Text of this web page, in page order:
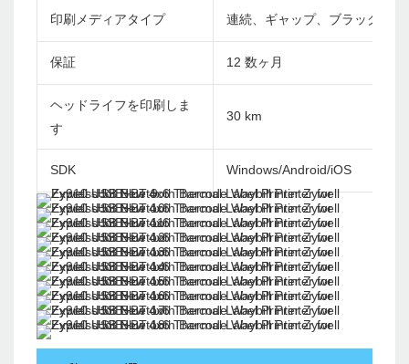
印刷メディアタイプ 連続、ギャップ、ブラックマ
保証 12 数ヶ月
ヘッドライフを印刷しま
す
30 km
SDK Windows/Android/iOS